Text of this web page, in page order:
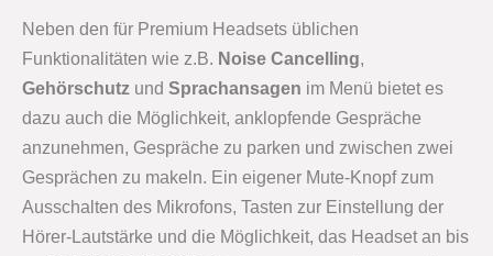
Neben den für Premium Headsets üblichen
Funktionalitäten wie z.B. Noise Cancelling,
Gehörschutz und Sprachansagen im Menü bietet es
dazu auch die Möglichkeit, anklopfende Gespräche
anzunehmen, Gespräche zu parken und zwischen zwei
Gesprächen zu makeln. Ein eigener Mute-Knopf zum
Ausschalten des Mikrofons, Tasten zur Einstellung der
Hörer-Lautstärke und die Möglichkeit, das Headset an bis